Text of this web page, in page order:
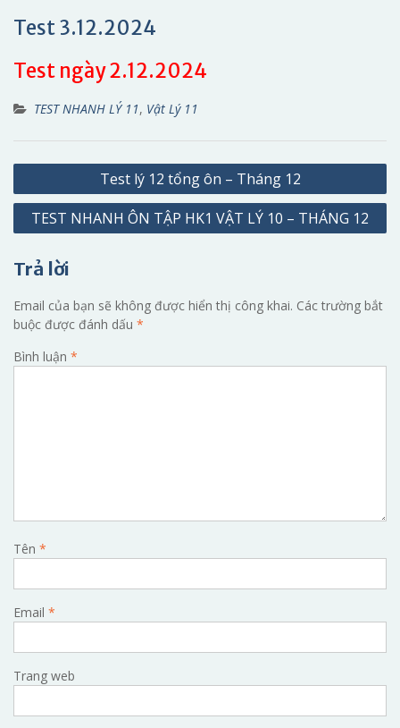
Test 3.12.2024
Test ngày 2.12.2024
TEST NHANH LÝ 11, Vật Lý 11
Điều
hướng
bài
Test lý 12 tổng ôn – Tháng 12
TEST NHANH ÔN TẬP HK1 VẬT LÝ 10 – THÁNG 12
Trả lời
Email của bạn sẽ không được hiển thị công khai. Các trường bắt
buộc được đánh dấu *
Bình luận *
Tên *
Email *
Trang web